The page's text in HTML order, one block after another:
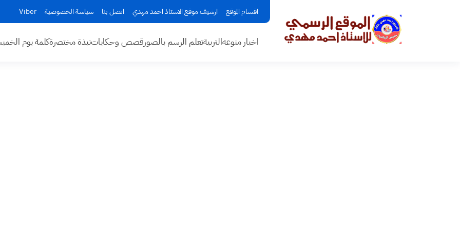
اقسام الموقع ارشيف موقع الاستاذ احمد مهدي اتصل بنا سياسة الخصوصية Viber
اخبار منوعهالتربيةتعلم الرسم بالصورقصص وحكاياتنبذة مختصرةكلمة يوم